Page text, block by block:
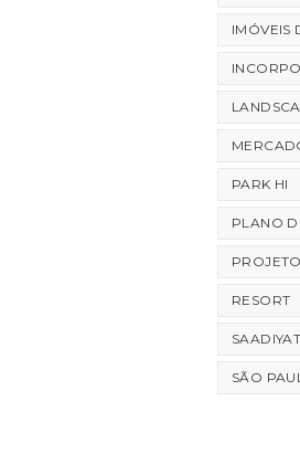
IMÓVEIS
PARK HI
PLANO
RESORT
SÃO